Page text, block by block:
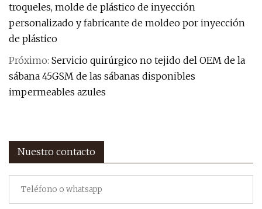
troqueles, molde de plástico de inyección
personalizado y fabricante de moldeo por inyección
de plástico
Próximo: Servicio quirúrgico no tejido del OEM de la
sábana 45GSM de las sábanas disponibles
impermeables azules
Nuestro contacto